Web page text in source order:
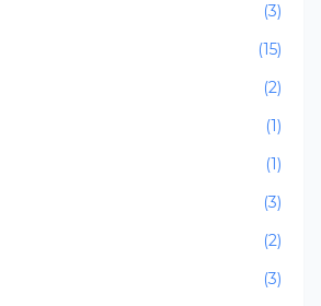
(3)
(15)
(2)
(1)
(1)
(3)
(2)
(3)